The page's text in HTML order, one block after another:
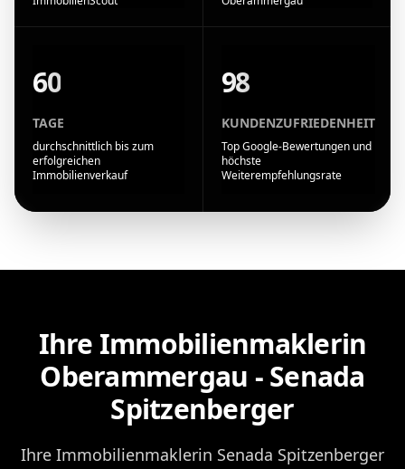
60
TAGE
durchschnittlich bis zum
erfolgreichen
Immobilienverkauf
98
KUNDENZUFRIEDENHEIT
Top Google-Bewertungen und
höchste
Weiterempfehlungsrate
Ihre Immobilienmaklerin
Oberammergau - Senada
Spitzenberger
Ihre Immobilienmaklerin Senada Spitzenberger